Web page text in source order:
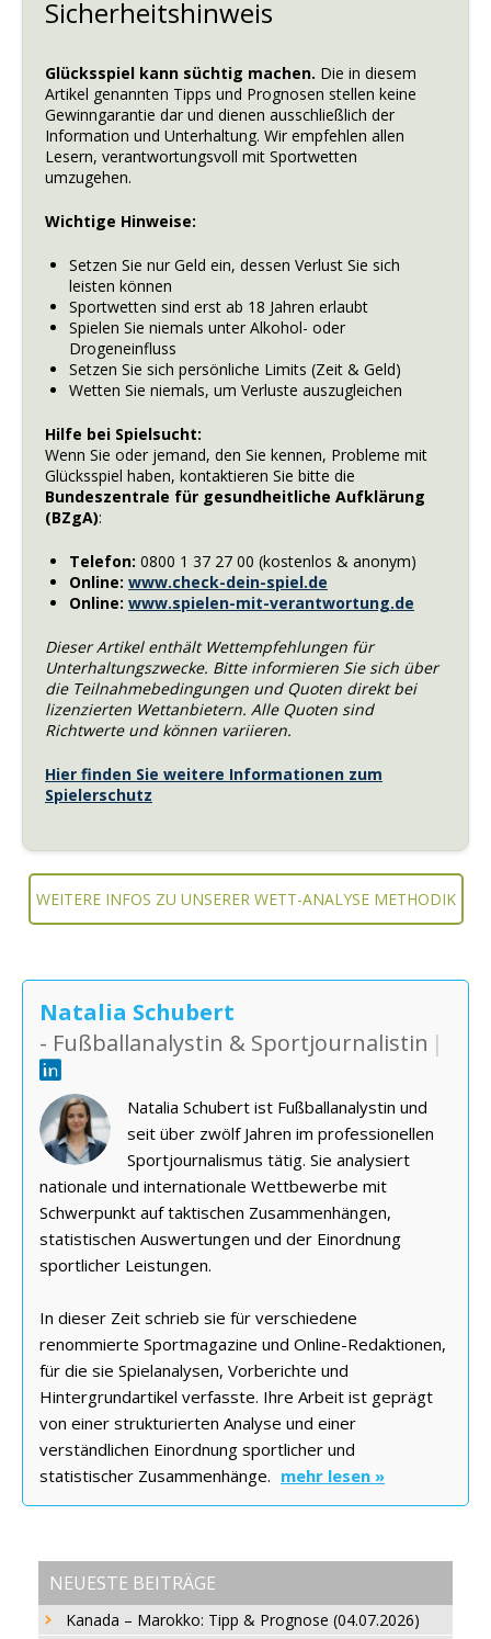
Sicherheitshinweis
Glücksspiel kann süchtig machen. Die in diesem
Artikel genannten Tipps und Prognosen stellen keine
Gewinngarantie dar und dienen ausschließlich der
Information und Unterhaltung. Wir empfehlen allen
Lesern, verantwortungsvoll mit Sportwetten
umzugehen.
Wichtige Hinweise:
Setzen Sie nur Geld ein, dessen Verlust Sie sich
leisten können
Sportwetten sind erst ab 18 Jahren erlaubt
Spielen Sie niemals unter Alkohol- oder
Drogeneinfluss
Setzen Sie sich persönliche Limits (Zeit & Geld)
Wetten Sie niemals, um Verluste auszugleichen
Hilfe bei Spielsucht:
Wenn Sie oder jemand, den Sie kennen, Probleme mit
Glücksspiel haben, kontaktieren Sie bitte die
Bundeszentrale für gesundheitliche Aufklärung
(BZgA):
Telefon: 0800 1 37 27 00 (kostenlos & anonym)
Online: www.check-dein-spiel.de
Online: www.spielen-mit-verantwortung.de
Dieser Artikel enthält Wettempfehlungen für
Unterhaltungszwecke. Bitte informieren Sie sich über
die Teilnahmebedingungen und Quoten direkt bei
lizenzierten Wettanbietern. Alle Quoten sind
Richtwerte und können variieren.
Hier finden Sie weitere Informationen zum
Spielerschutz
WEITERE INFOS ZU UNSERER WETT-ANALYSE METHODIK
Natalia Schubert
- Fußballanalystin & Sportjournalistin |
Natalia Schubert ist Fußballanalystin und
seit über zwölf Jahren im professionellen
Sportjournalismus tätig. Sie analysiert
nationale und internationale Wettbewerbe mit
Schwerpunkt auf taktischen Zusammenhängen,
statistischen Auswertungen und der Einordnung
sportlicher Leistungen.
In dieser Zeit schrieb sie für verschiedene
renommierte Sportmagazine und Online-Redaktionen,
für die sie Spielanalysen, Vorberichte und
Hintergrundartikel verfasste. Ihre Arbeit ist geprägt
von einer strukturierten Analyse und einer
verständlichen Einordnung sportlicher und
statistischer Zusammenhänge. mehr lesen »
NEUESTE BEITRÄGE
Kanada – Marokko: Tipp & Prognose (04.07.2026)